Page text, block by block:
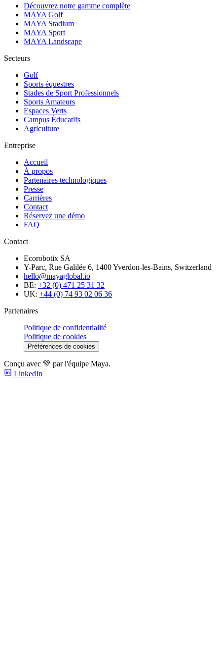
Découvrez notre gamme complète
MAYA Golf
MAYA Stadium
MAYA Sport
MAYA Landscape
Secteurs
Golf
Sports équestres
Stades de Sport Professionnels
Sports Amateurs
Espaces Verts
Campus Éducatifs
Agriculture
Entreprise
Accueil
À propos
Partenaires technologiques
Presse
Carrières
Contact
Réservez une démo
FAQ
Contact
Ecorobotix SA
Y-Parc, Rue Galilée 6, 1400 Yverdon-les-Bains, Switzerland
hello@mayaglobal.io
BE: +32 (0) 471 25 31 32
UK: +44 (0) 74 93 02 06 36
Partenaires
Politique de confidentialité
Politique de cookies
Préférences de cookies
Conçu avec 💚 par l'équipe Maya.
LinkedIn